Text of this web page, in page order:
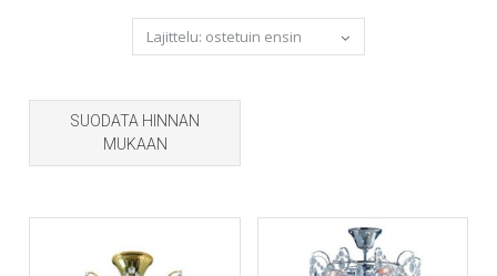
by
popularity
SUODATA HINNAN
MUKAAN